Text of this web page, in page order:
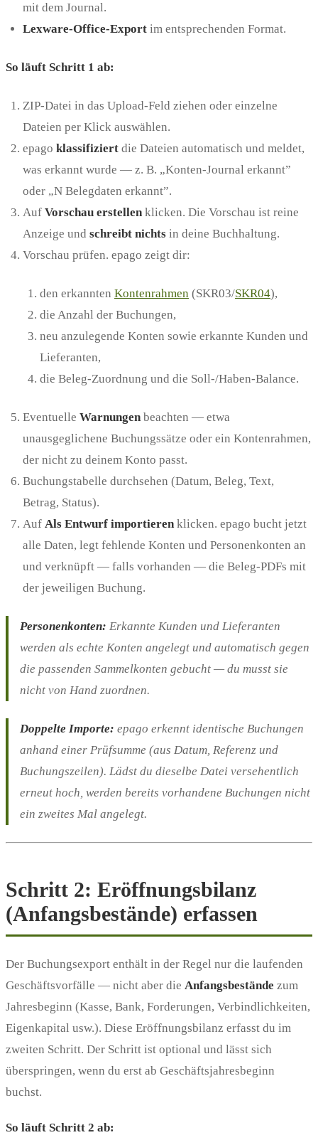
mit dem Journal.
Lexware-Office-Export im entsprechenden Format.
So läuft Schritt 1 ab:
ZIP-Datei in das Upload-Feld ziehen oder einzelne
Dateien per Klick auswählen.
epago klassifiziert die Dateien automatisch und meldet,
was erkannt wurde — z. B. „Konten-Journal erkannt”
oder „N Belegdaten erkannt”.
Auf Vorschau erstellenklicken. Die Vorschau ist reine
Anzeige und schreibt nichts in deine Buchhaltung.
Vorschau prüfen. epago zeigt dir:
den erkannten Kontenrahmen (SKR03/SKR04),
die Anzahl der Buchungen,
neu anzulegende Konten sowie erkannte Kunden und
Lieferanten,
die Beleg-Zuordnung und die Soll-/Haben-Balance.
Eventuelle Warnungenbeachten — etwa
unausgeglichene Buchungssätze oder ein Kontenrahmen,
der nicht zu deinem Konto passt.
Buchungstabelle durchsehen (Datum, Beleg, Text,
Betrag, Status).
Auf Als Entwurf importierenklicken. epago bucht jetzt
alle Daten, legt fehlende Konten und Personenkonten an
und verknüpft — falls vorhanden — die Beleg-PDFs mit
der jeweiligen Buchung.
Personenkonten: Erkannte Kunden und Lieferanten
werden als echte Konten angelegt und automatisch gegen
die passenden Sammelkonten gebucht — du musst sie
nicht von Hand zuordnen.
Doppelte Importe: epago erkennt identische Buchungen
anhand einer Prüfsumme (aus Datum, Referenz und
Buchungszeilen). Lädst du dieselbe Datei versehentlich
erneut hoch, werden bereits vorhandene Buchungen nicht
ein zweites Mal angelegt.
Schritt 2: Eröffnungsbilanz
(Anfangsbestände) erfassen
Der Buchungsexport enthält in der Regel nur die laufenden
Geschäftsvorfälle — nicht aber die Anfangsbestände zum
Jahresbeginn (Kasse, Bank, Forderungen, Verbindlichkeiten,
Eigenkapital usw.). Diese Eröffnungsbilanz erfasst du im
zweiten Schritt. Der Schritt ist optional und lässt sich
überspringen, wenn du erst ab Geschäftsjahresbeginn
buchst.
So läuft Schritt 2 ab: